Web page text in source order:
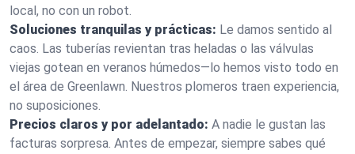
local, no con un robot.
Soluciones tranquilas y prácticas: Le damos sentido al
caos. Las tuberías revientan tras heladas o las válvulas
viejas gotean en veranos húmedos—lo hemos visto todo en
el área de Greenlawn. Nuestros plomeros traen experiencia,
no suposiciones.
Precios claros y por adelantado: A nadie le gustan las
facturas sorpresa. Antes de empezar, siempre sabes qué